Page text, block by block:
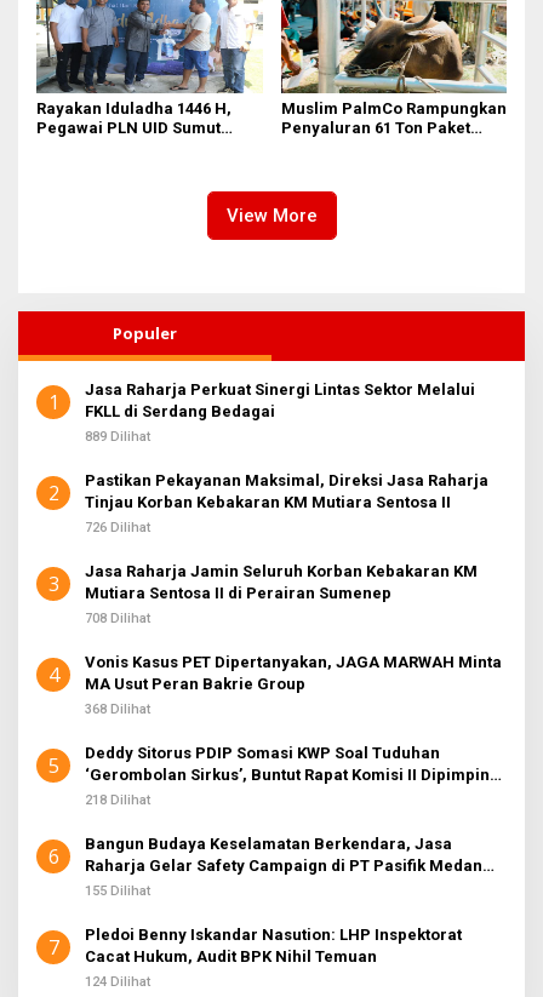
Rayakan Iduladha 1446 H,
Pegawai PLN UID Sumut
Muslim PalmCo Rampungkan
Penyaluran 61 Ton Paket
View More
Populer
1
Jasa Raharja Perkuat Sinergi Lintas Sektor Melalui
FKLL di Serdang Bedagai
889 Dilihat
2
Pastikan Pekayanan Maksimal, Direksi Jasa Raharja
Tinjau Korban Kebakaran KM Mutiara Sentosa II
726 Dilihat
3
Jasa Raharja Jamin Seluruh Korban Kebakaran KM
Mutiara Sentosa II di Perairan Sumenep
708 Dilihat
4
Vonis Kasus PET Dipertanyakan, JAGA MARWAH Minta
MA Usut Peran Bakrie Group
368 Dilihat
5
Deddy Sitorus PDIP Somasi KWP Soal Tuduhan
‘Gerombolan Sirkus’, Buntut Rapat Komisi II Dipimpin
Sufmi Dasco Ahmad
218 Dilihat
6
Bangun Budaya Keselamatan Berkendara, Jasa
Raharja Gelar Safety Campaign di PT Pasifik Medan
Industri
155 Dilihat
7
Pledoi Benny Iskandar Nasution: LHP Inspektorat
Cacat Hukum, Audit BPK Nihil Temuan
124 Dilihat